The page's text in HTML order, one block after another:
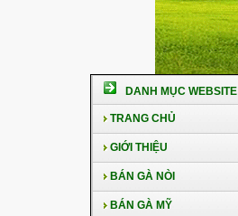
DANH MỤC WEBSITE
TRANG CHỦ
GIỚI THIỆU
BÁN GÀ NÒI
BÁN GÀ MỸ